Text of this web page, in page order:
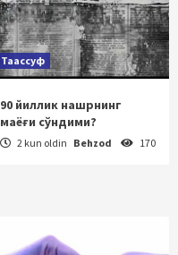
Таассуф
90 йиллик нашрнинг
маёғи сўндими?
2 kun oldin Behzod 170